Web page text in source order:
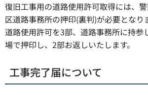
復旧工事用の道路使用許可取得には、
区道路事務所の押印(裏判)が必要となり
道路使用許可を3部、道路事務所に持参
場で押印し、2部お返しいたします。
工事完了届について